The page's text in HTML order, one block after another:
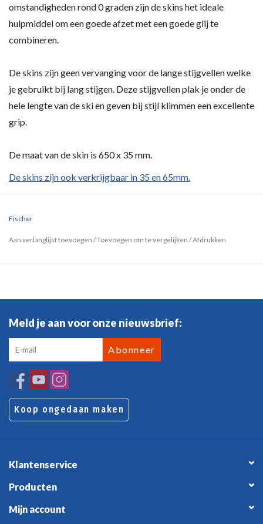
omstandigheden rond 0 graden zijn de skins het ideale
hulpmiddel om een goede afzet met een goede glij te
combineren.
De skins zijn geen vervanging voor de lange stijgvellen welke
je gebruikt bij lang stijgen. Deze stijgvellen plak je onder de
hele lengte van de ski en geven bij stijl klimmen een excellente
grip.
De maat van de skin is 650 x 35 mm.
De skins zijn ook verkrijgbaar in 35 en 65mm.
Fischer
Aan verlanglijst toevoegen /Toevoegen om te vergelijken /Afdrukken
Meld je aan voor onze nieuwsbrief:
Abonneer
Koop ongedaan maken
Klantenservice
Producten
Mijn account